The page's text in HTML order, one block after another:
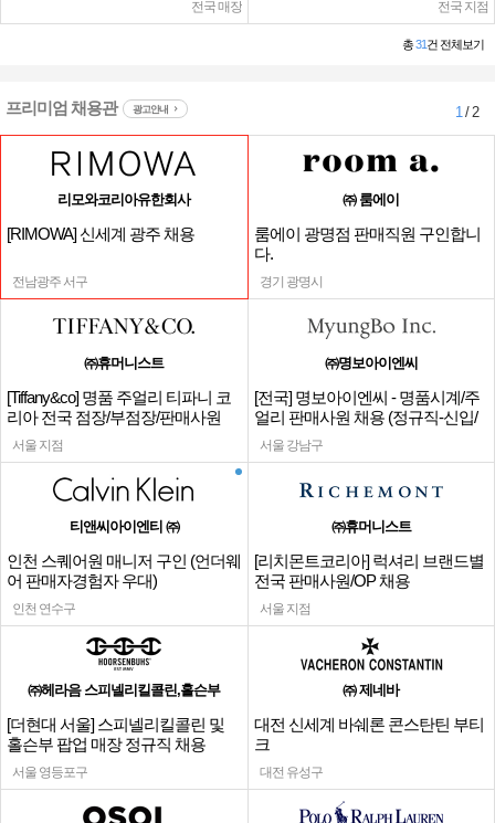
전국 매장 전국 지점
총31건 전체보기
프리미엄 채용관 광고안내 1/ 2
리모와코리아유한회사
[RIMOWA] 신세계 광주 채용
전남광주 서구
㈜ 룸에이
룸에이 광명점 판매직원 구인합니
다.
경기 광명시
㈜휴머니스트
[Tiffany&co] 명품 주얼리 티파니 코
리아 전국 점장/부점장/판매사원
서울 지점
㈜명보아이엔씨
[전국] 명보아이엔씨 - 명품시계/주
얼리 판매사원 채용 (정규직-신입/
경력)
서울 강남구
티앤씨아이엔티 ㈜
인천 스퀘어원 매니저 구인 (언더웨
어 판매자경험자 우대)
인천 연수구
㈜휴머니스트
[리치몬트코리아] 럭셔리 브랜드별
전국 판매사원/OP 채용
서울 지점
㈜헤라음 스피넬리킬콜린,홀슨부
[더현대 서울] 스피넬리킬콜린 및
홀슨부 팝업 매장 정규직 채용
서울 영등포구
㈜ 제네바
대전 신세계 바쉐론 콘스탄틴 부티
크
대전 유성구